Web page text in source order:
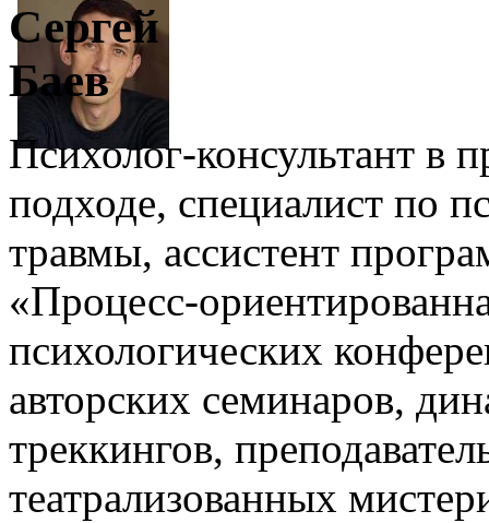
Сергей
Баев
Психолог-консультант в
подходе, специалист по
травмы, ассистент
«Процесс-
психологических
авторских семинаров,
треккингов,
театрализованных